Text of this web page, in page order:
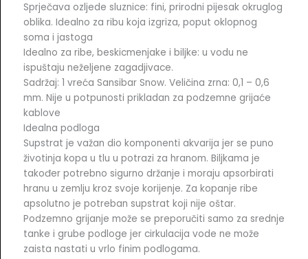
Sprječava ozljede sluznice: fini, prirodni pijesak okruglog
oblika. Idealno za ribu koja izgriza, poput oklopnog
soma i jastoga
Idealno za ribe, beskicmenjake i biljke: u vodu ne
ispuštaju neželjene zagadjivace.
Sadržaj: 1 vreća Sansibar Snow. Veličina zrna: 0,1 – 0,6
mm. Nije u potpunosti prikladan za podzemne grijaće
kablove
Idealna podloga
Supstrat je važan dio komponenti akvarija jer se puno
životinja kopa u tlu u potrazi za hranom. Biljkama je
također potrebno sigurno držanje i moraju apsorbirati
hranu u zemlju kroz svoje korijenje. Za kopanje ribe
apsolutno je potreban supstrat koji nije oštar.
Podzemno grijanje može se preporučiti samo za srednje
tanke i grube podloge jer cirkulacija vode ne može
zaista nastati u vrlo finim podlogama.